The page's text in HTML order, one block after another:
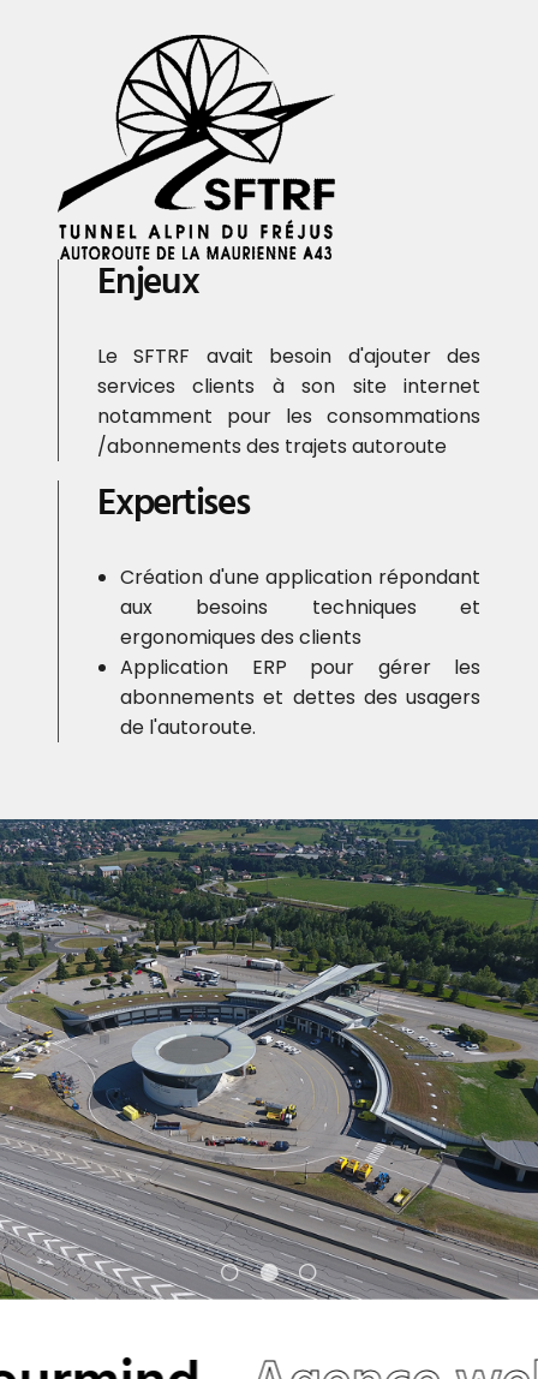
Enjeux
Le SFTRF avait besoin d'ajouter des
services clients à son site internet
notamment pour les consommations
/abonnements des trajets autoroute
Expertises
Création d'une application répondant
aux besoins techniques et
ergonomiques des clients
Application ERP pour gérer les
abonnements et dettes des usagers
de l'autoroute.